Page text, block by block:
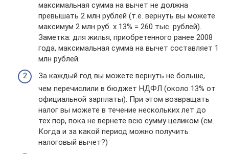
максимальная сумма на вычет не должна
превышать 2 млн рублей (т.е. вернуть вы можете
максимум 2 млн руб. x 13% = 260 тыс. рублей).
Заметка: для жилья, приобретенного ранее 2008
года, максимальная сумма на вычет составляет 1
млн рублей.
За каждый год вы можете вернуть не больше,
чем перечислили в бюджет НДФЛ (около 13% от
официальной зарплаты). При этом возвращать
налог вы можете в течение нескольких лет до
тех пор, пока не вернете всю сумму целиком (см.
Когда и за какой период можно получить
налоговый вычет?)